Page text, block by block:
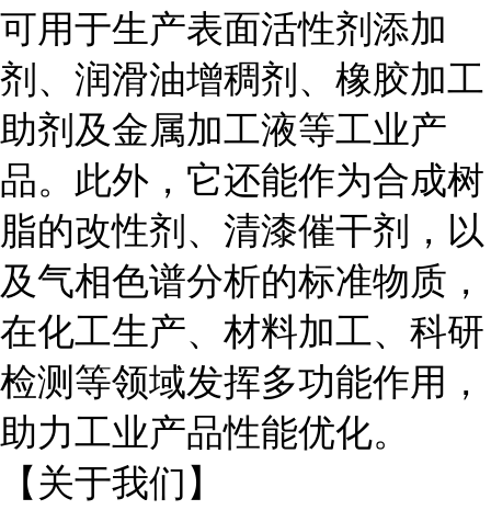
可用于生产表面活性剂添加
剂、润滑油增稠剂、橡胶加工
助剂及金属加工液等工业产
品。此外，它还能作为合成树
脂的改性剂、清漆催干剂，以
及气相色谱分析的标准物质，
在化工生产、材料加工、科研
检测等领域发挥多功能作用，
助力工业产品性能优化。
【关于我们】